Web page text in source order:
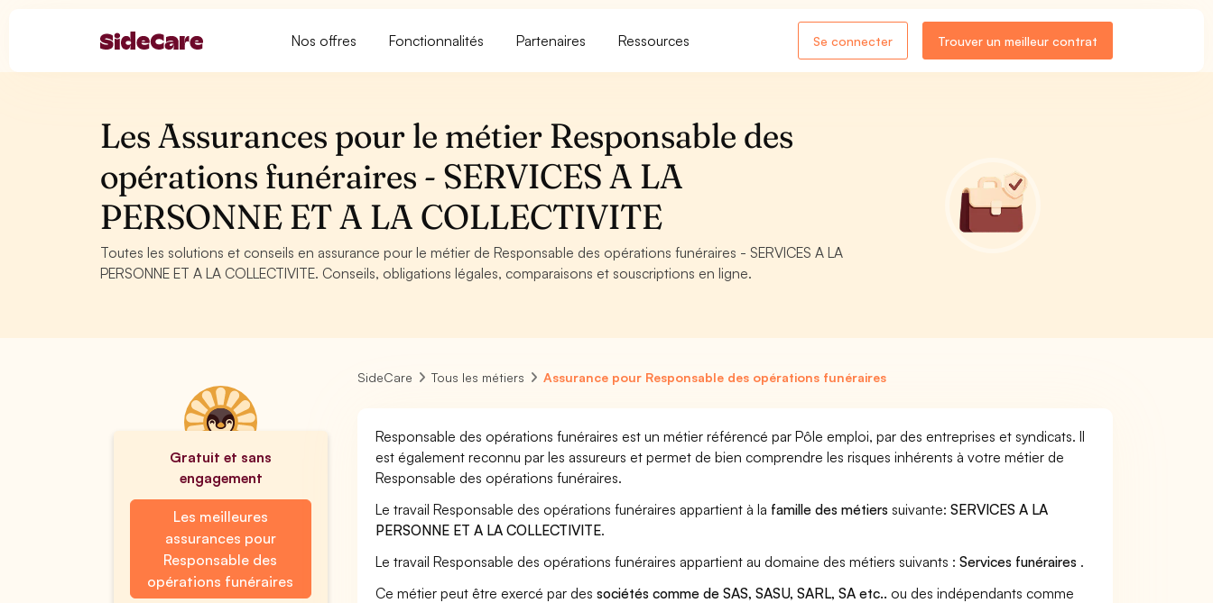
Nos offres Fonctionnalités Partenaires Ressources Se connecter Trouver un meilleur contrat
Les Assurances pour le métier Responsable des
opérations funéraires - SERVICES A LA
PERSONNE ET A LA COLLECTIVITE
Toutes les solutions et conseils en assurance pour le métier de Responsable des opérations funéraires - SERVICES A LA
PERSONNE ET A LA COLLECTIVITE. Conseils, obligations légales, comparaisons et souscriptions en ligne.
Gratuit et sans
engagement
Les meilleures
assurances pour
Responsable des
opérations funéraires
SideCare Tous les métiers Assurance pour Responsable des opérations funéraires
Responsable des opérations funéraires est un métier référencé par Pôle emploi, par des entreprises et syndicats. Il
est également reconnu par les assureurs et permet de bien comprendre les risques inhérents à votre métier de
Responsable des opérations funéraires.
Le travail Responsable des opérations funéraires appartient à la famille des métiers suivante:SERVICES A LA
PERSONNE ET A LA COLLECTIVITE.
Le travail Responsable des opérations funéraires appartient au domaine des métiers suivants :Services funéraires .
Ce métier peut être exercé par dessociétés comme de SAS, SASU, SARL, SA etc.. ou des indépendants comme